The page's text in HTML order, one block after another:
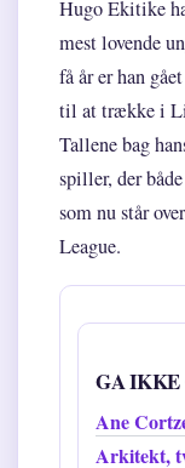
Hugo Ekitike
mest lovende
få år er han
til at trække i
Tallene bag
spiller, der
som nu står
League.
GA IKKE
Ane
Arkitekt,